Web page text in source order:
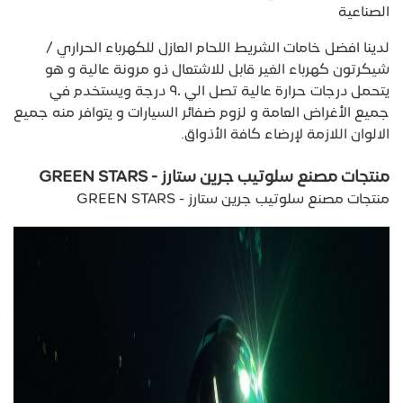
الصناعية
لدينا افضل خامات الشريط اللحام العازل للكهرباء الحراري /
شيكرتون كهرباء الغير قابل للاشتعال ذو مرونة عالية و هو
يتحمل درجات حرارة عالية تصل الي ٩٠ درجة ويستخدم في
جميع الأغراض العامة و لزوم ضفائر السيارات و يتوافر منه جميع
الالوان اللازمة لإرضاء كافة الأذواق.
منتجات مصنع سلوتيب جرين ستارز - GREEN STARS
منتجات مصنع سلوتيب جرين ستارز - GREEN STARS